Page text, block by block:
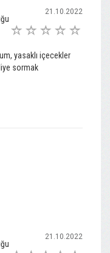
21.10.2022
yasaklı içecekler
sormak
21.10.2022